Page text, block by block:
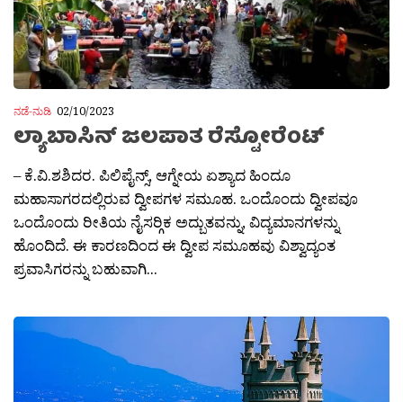
ನಡೆ-ನುಡಿ 02/10/2023
ಲ್ಯಾಬಾಸಿನ್ ಜಲಪಾತ ರೆಸ್ಟೋರೆಂಟ್
– ಕೆ.ವಿ.ಶಶಿದರ. ಪಿಲಿಪೈನ್ಸ್, ಆಗ್ನೇಯ ಏಶ್ಯಾದ ಹಿಂದೂ
ಮಹಾಸಾಗರದಲ್ಲಿರುವ ದ್ವೀಪಗಳ ಸಮೂಹ. ಒಂದೊಂದು ದ್ವೀಪವೂ
ಒಂದೊಂದು ರೀತಿಯ ನೈಸರ‍್ಗಿಕ ಅದ್ಬುತವನ್ನು, ವಿದ್ಯಮಾನಗಳನ್ನು
ಹೊಂದಿದೆ. ಈ ಕಾರಣದಿಂದ ಈ ದ್ವೀಪ ಸಮೂಹವು ವಿಶ್ವಾದ್ಯಂತ
ಪ್ರವಾಸಿಗರನ್ನು ಬಹುವಾಗಿ...